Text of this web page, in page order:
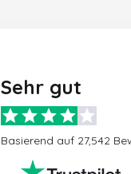
Sehr gut
Basierend auf 27,542